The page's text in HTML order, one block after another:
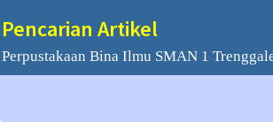
Pencarian Artikel
Perpustakaan Bina Ilmu SMAN 1